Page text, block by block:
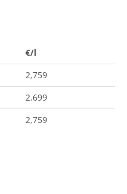
€/l
2,759
2,699
2,759